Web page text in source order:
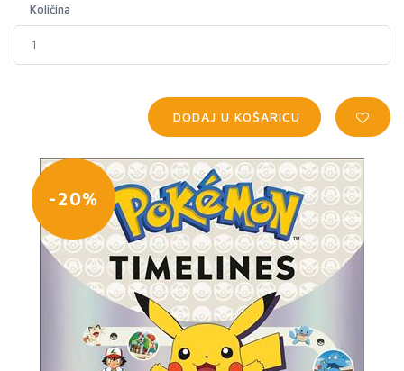
Količina
DODAJ U KOŠARICU
-20%